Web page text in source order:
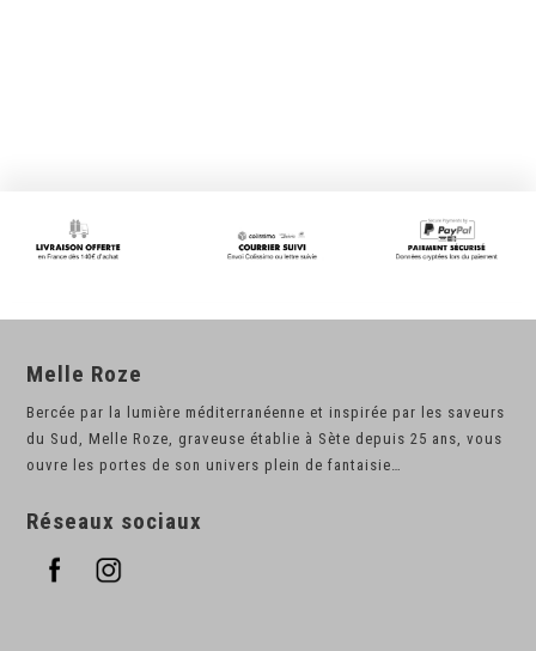
Melle Roze
Bercée par la lumière méditerranéenne et inspirée par les saveurs
du Sud, Melle Roze, graveuse établie à Sète depuis 25 ans, vous
ouvre les portes de son univers plein de fantaisie…
Réseaux sociaux